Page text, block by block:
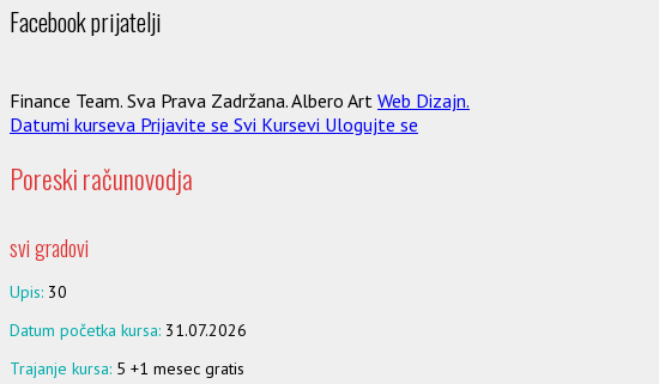
Facebook prijatelji
Finance Team. Sva Prava Zadržana. Albero Art Web Dizajn.
Datumi kurseva Prijavite se Svi Kursevi Ulogujte se
Poreski računovodja
svi gradovi
Upis: 30
Datum početka kursa: 31.07.2026
Trajanje kursa: 5 +1 mesec gratis